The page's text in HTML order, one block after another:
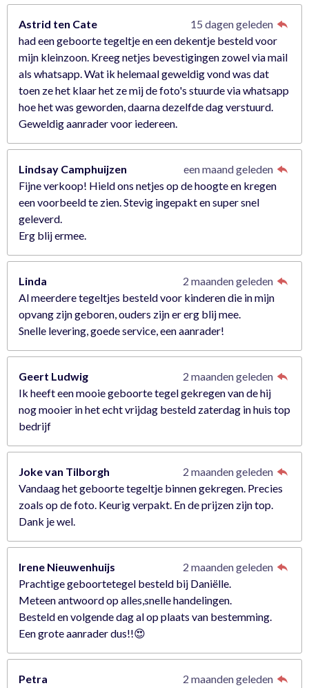
Astrid ten Cate
15 dagen geleden
had een geboorte tegeltje en een dekentje besteld voor
mijn kleinzoon. Kreeg netjes bevestigingen zowel via mail
als whatsapp. Wat ik helemaal geweldig vond was dat
toen ze het klaar het ze mij de foto's stuurde via whatsapp
hoe het was geworden, daarna dezelfde dag verstuurd.
Geweldig aanrader voor iedereen.
Lindsay Camphuijzen
een maand geleden
Fijne verkoop! Hield ons netjes op de hoogte en kregen
een voorbeeld te zien. Stevig ingepakt en super snel
geleverd.
Erg blij ermee.
Linda
2 maanden geleden
Al meerdere tegeltjes besteld voor kinderen die in mijn
opvang zijn geboren, ouders zijn er erg blij mee.
Snelle levering, goede service, een aanrader!
Geert Ludwig
2 maanden geleden
Ik heeft een mooie geboorte tegel gekregen van de hij
nog mooier in het echt vrijdag besteld zaterdag in huis top
bedrijf
Joke van Tilborgh
2 maanden geleden
Vandaag het geboorte tegeltje binnen gekregen. Precies
zoals op de foto. Keurig verpakt. En de prijzen zijn top.
Dank je wel.
Irene Nieuwenhuijs
2 maanden geleden
Prachtige geboortetegel besteld bij Daniëlle.
Meteen antwoord op alles,snelle handelingen.
Besteld en volgende dag al op plaats van bestemming.
Een grote aanrader dus!!😍
Petra
2 maanden geleden